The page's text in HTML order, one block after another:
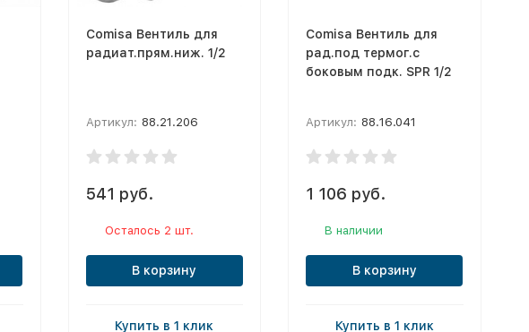
Comisa Вентиль для
радиат.прям.ниж. 1/2
Артикул: 88.21.206
541 руб.
Осталось 2 шт.
В корзину
Купить в 1 клик
Comisa Вентиль для
рад.под термог.с
боковым подк. SPR 1/2
Артикул: 88.16.041
1 106 руб.
В наличии
В корзину
Купить в 1 клик